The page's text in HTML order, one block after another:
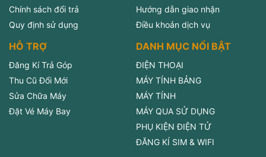
Chính sách đổi trả
Quy định sử dụng
Hướng dẫn giao nhận
Điều khoản dịch vụ
HỖ TRỢ
Đăng Kí Trả Góp
Thu Cũ Đổi Mới
Sửa Chữa Máy
Đặt Vé Máy Bay
DANH MỤC NỔI BẬT
ĐIỆN THOẠI
MÁY TÍNH BẢNG
MÁY TÍNH
MÁY QUA SỬ DỤNG
PHỤ KIỆN ĐIỆN TỬ
ĐĂNG KÍ SIM & WIFI